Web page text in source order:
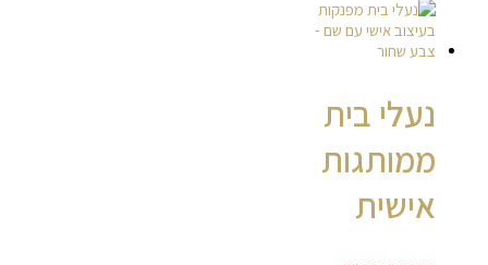
נעלי בית
ממותגות
אישית